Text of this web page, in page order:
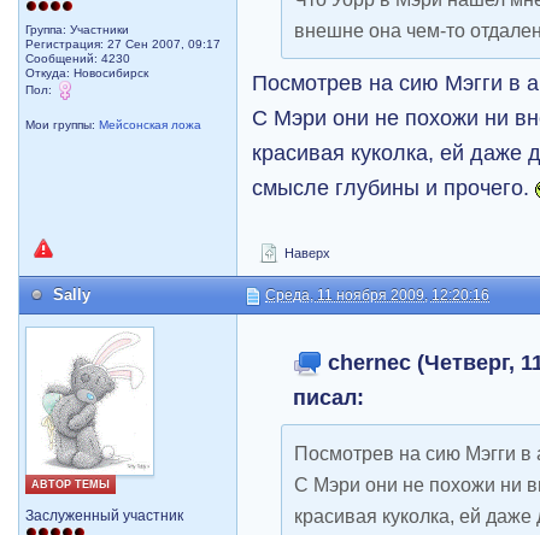
Группа: Участники
Регистрация: 27 Сен 2007, 09:17
Сообщений: 4230
Откуда: Новосибирск
Пол:
Мои группы:Мейсонская ложа
внешне она чем-то
Посмотрев на сию Мэгги в
С Мэри они не похожи ни
красивая куколка, ей
смысле глубины и прочего.
Наверх
Sally Среда, 11 ноября 2009, 12:20:16
АВТОР ТЕМЫ
Заслуженный участник
chernec (Четверг,
писал:
Посмотрев на сию Мэгги
С Мэри они не похожи ни
красивая куколка, ей